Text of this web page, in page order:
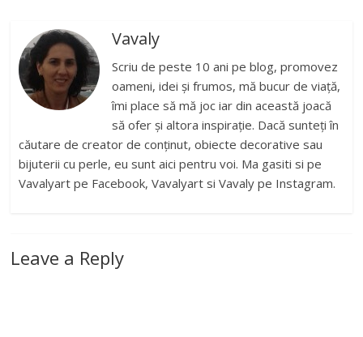
Vavaly
Scriu de peste 10 ani pe blog, promovez
oameni, idei și frumos, mă bucur de viață,
îmi place să mă joc iar din această joacă
să ofer și altora inspirație. Dacă sunteți în
căutare de creator de conținut, obiecte decorative sau
bijuterii cu perle, eu sunt aici pentru voi. Ma gasiti si pe
Vavalyart pe Facebook, Vavalyart si Vavaly pe Instagram.
Leave a Reply